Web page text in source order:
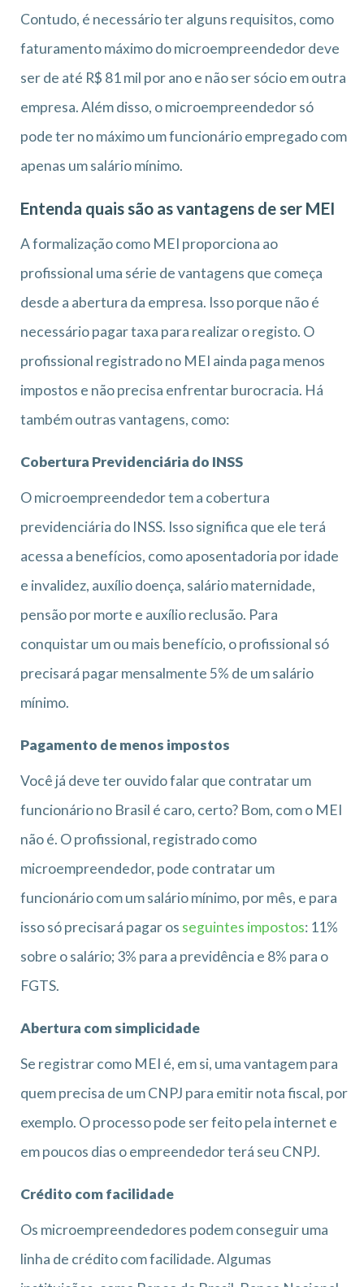
Contudo, é necessário ter alguns requisitos, como
faturamento máximo do microempreendedor deve
ser de até R$ 81 mil por ano e não ser sócio em outra
empresa. Além disso, o microempreendedor só
pode ter no máximo um funcionário empregado com
apenas um salário mínimo.
Entenda quais são as vantagens de ser MEI
A formalização como MEI proporciona ao
profissional uma série de vantagens que começa
desde a abertura da empresa. Isso porque não é
necessário pagar taxa para realizar o registo. O
profissional registrado no MEI ainda paga menos
impostos e não precisa enfrentar burocracia. Há
também outras vantagens, como:
Cobertura Previdenciária do INSS
O microempreendedor tem a cobertura
previdenciária do INSS. Isso significa que ele terá
acessa a benefícios, como aposentadoria por idade
e invalidez, auxílio doença, salário maternidade,
pensão por morte e auxílio reclusão. Para
conquistar um ou mais benefício, o profissional só
precisará pagar mensalmente 5% de um salário
mínimo.
Pagamento de menos impostos
Você já deve ter ouvido falar que contratar um
funcionário no Brasil é caro, certo? Bom, com o MEI
não é. O profissional, registrado como
microempreendedor, pode contratar um
funcionário com um salário mínimo, por mês, e para
isso só precisará pagar os seguintes impostos: 11%
sobre o salário; 3% para a previdência e 8% para o
FGTS.
Abertura com simplicidade
Se registrar como MEI é, em si, uma vantagem para
quem precisa de um CNPJ para emitir nota fiscal, por
exemplo. O processo pode ser feito pela internet e
em poucos dias o empreendedor terá seu CNPJ.
Crédito com facilidade
Os microempreendedores podem conseguir uma
linha de crédito com facilidade. Algumas